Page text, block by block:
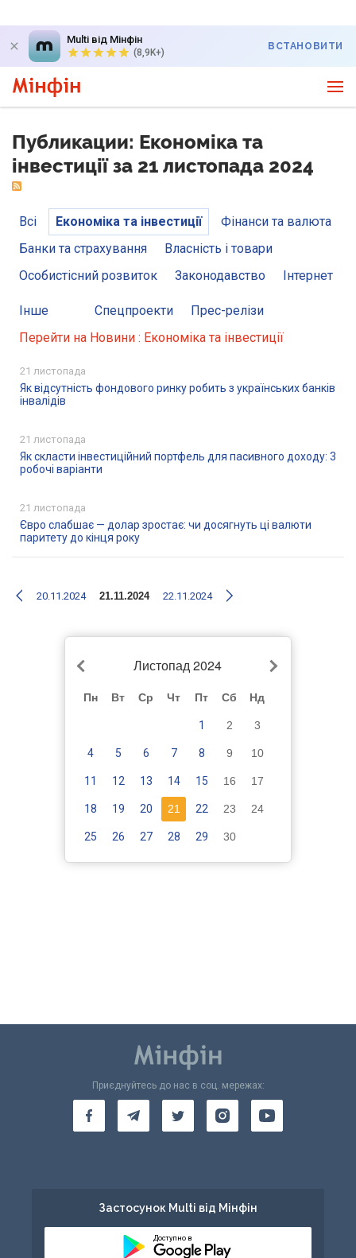
Multi від Мінфін
(8,9K+)
ВСТАНОВИТИ
Публикации: Економіка та
інвестиції за 21 листопада 2024
Всі Економіка та інвестиції
Фінанси та валюта
Банки та страхування
Власність і товари
Особистісний розвиток
Законодавство Інтернет
Інше Спецпроекти
Прес-релізи
Перейти на Новини : Економіка та інвестиції
21 листопада
Як відсутність фондового ринку робить з українських банків
інвалідів
21 листопада
Як скласти інвестиційний портфель для пасивного доходу: 3
робочі варіанти
21 листопада
Євро слабшає — долар зростає: чи досягнуть ці валюти
паритету до кінця року
20.11.2024 21.11.2024 22.11.2024
Листопад 2024
Пн Вт Ср Чт Пт Сб Нд
1 2 3
4 5 6 7 8 9 10
11 12 13 14 15 16 17
18 19 20 21 22 23 24
25 26 27 28 29 30
Приєднуйтесь до нас в соц. мережах:
Застосунок Multi від Мінфін
Доступно в